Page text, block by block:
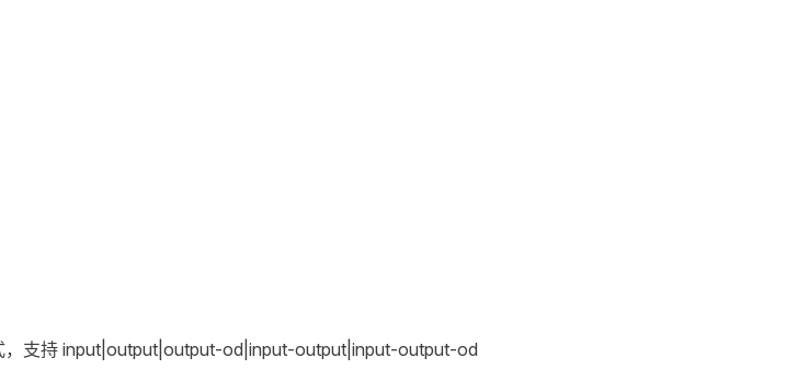
，支持 input|output|output-od|input-output|input-output-od